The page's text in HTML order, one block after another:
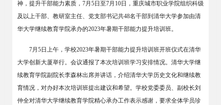
神，提升干部能力素质， 7月5日至7月10日， 重庆城市职业学院组织科级
及以上干部、教研室主任、党支部书记共48名干部到清华大学参加由清
华大学继续教育学院承办的2023年暑期干部能力提升培训班。
7月5日上午，学校2023年暑期干部能力提升培训班开班仪式在清华
大学创新大厦举行。会议通报了本次培训班学习安排情况。清华大学继
续教育学院副院长李森林出席并讲话，介绍清华大学历史文化和继续教
育情况，对办好本次培训班提出建议和希望。学校党委委员、副校长刘
仲全对清华大学继续教育学院精心承办工作表示感谢，要求全体学员珍